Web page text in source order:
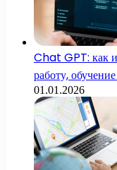
Chat GPT: как
работу,
01.01.2026